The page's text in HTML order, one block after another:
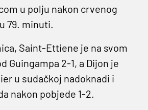
u polju nakon crvenog
79. minuti.
Saint-Ettiene je na svom
Guingampa 2-1, a Dijon je
u sudačkoj nadoknadi i
nakon pobjede 1-2.